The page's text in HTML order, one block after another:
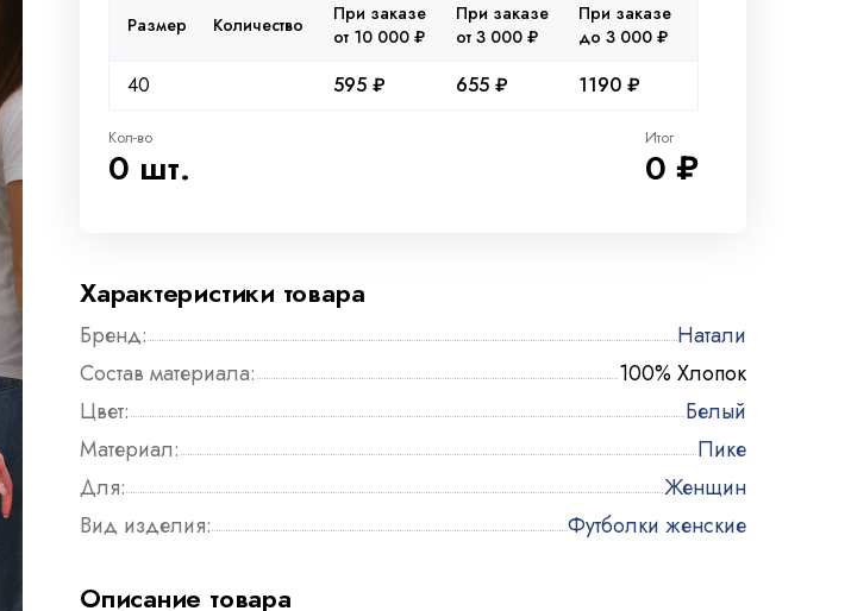
Размер Количество
При заказе
от 10 000 ₽
При заказе
от 3 000 ₽
При заказе
до 3 000 ₽
40 595 ₽ 655 ₽ 1190 ₽
Кол-во
0 шт.
Итог
0 ₽
Характеристики товара
Бренд:
Натали
Состав материала:
100% Хлопок
Цвет:
Белый
Материал:
Пике
Для:
Женщин
Вид изделия:
Футболки женские
Описание товара